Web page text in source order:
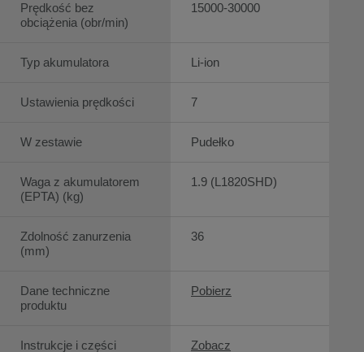
Prędkość bez
obciążenia (obr/min)
Typ akumulatora
Ustawienia prędkości
W zestawie
Waga z akumulatorem
(EPTA) (kg)
Zdolność zanurzenia
(mm)
Dane techniczne
produktu
Instrukcje i części
15000-30000
Li-ion
7
Pudełko
1.9 (L1820SHD)
36
Pobierz
Zobacz